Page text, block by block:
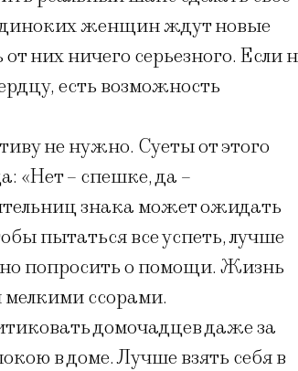
женщин ждут новые
них ничего серьезного. Если
есть возможность
не нужно. Суеты от этого
«Нет – спешке, да –
знака может ожидать
пытаться все успеть, лучше
попросить о помощи. Жизнь
ссорами.
домочадцев даже за
в доме. Лучше взять себя в